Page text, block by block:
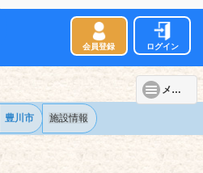
会員登録 ログイン
メニュー
豊川市 施設情報